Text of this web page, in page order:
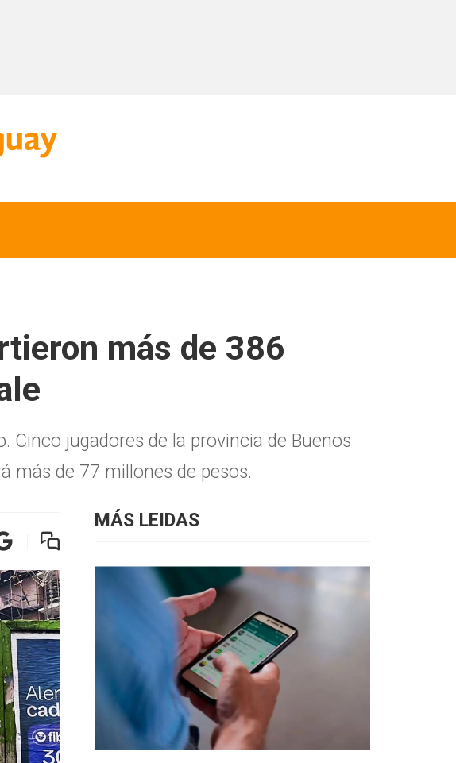
más de 386
Cinco jugadores de la provincia de Buenos
más de 77 millones de pesos.
MÁS LEIDAS